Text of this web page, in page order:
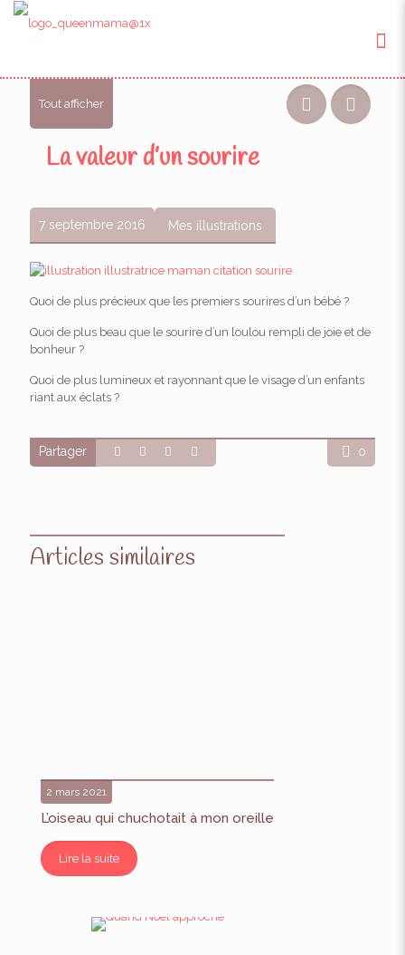
Tout afficher
La valeur d’un sourire
7 septembre 2016 Mes illustrations
Quoi de plus précieux que les premiers sourires d’un bébé ?
Quoi de plus beau que le sourire d’un loulou rempli de joie et de
bonheur ?
Quoi de plus lumineux et rayonnant que le visage d’un enfants
riant aux éclats ?
Partager 0
Articles similaires
2 mars 2021
L’oiseau qui chuchotait à mon oreille
Lire la suite